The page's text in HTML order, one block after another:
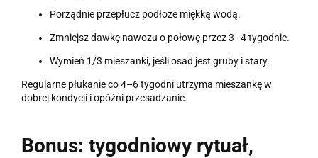
Porządnie przepłucz podłoże miękką wodą.
Zmniejsz dawkę nawozu o połowę przez 3–4 tygodnie.
Wymień 1/3 mieszanki, jeśli osad jest gruby i stary.
Regularne płukanie co 4–6 tygodni utrzyma mieszankę w
dobrej kondycji i opóźni przesadzanie.
Bonus: tygodniowy rytuał,